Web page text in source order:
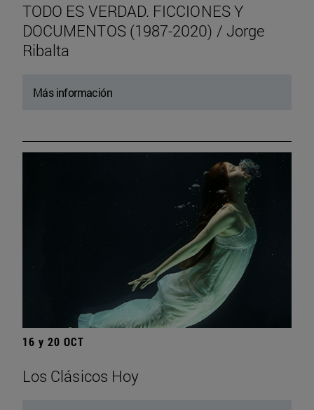
TODO ES VERDAD. FICCIONES Y
DOCUMENTOS (1987-2020) / Jorge
Ribalta
Más información
16 y 20 OCT
Los Clásicos Hoy